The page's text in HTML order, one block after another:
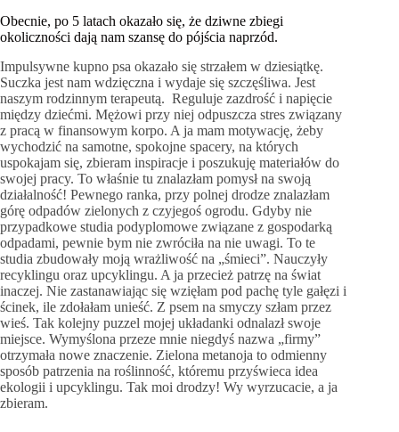
Obecnie, po 5 latach okazało się, że dziwne zbiegi
okoliczności dają nam szansę do pójścia naprzód.
Impulsywne kupno psa okazało się strzałem w dziesiątkę.
Suczka jest nam wdzięczna i wydaje się szczęśliwa. Jest
naszym rodzinnym terapeutą. Reguluje zazdrość i napięcie
między dziećmi. Mężowi przy niej odpuszcza stres związany
z pracą w finansowym korpo. A ja mam motywację, żeby
wychodzić na samotne, spokojne spacery, na których
uspokajam się, zbieram inspiracje i poszukuję materiałów do
swojej pracy. To właśnie tu znalazłam pomysł na swoją
działalność! Pewnego ranka, przy polnej drodze znalazłam
górę odpadów zielonych z czyjegoś ogrodu. Gdyby nie
przypadkowe studia podyplomowe związane z gospodarką
odpadami, pewnie bym nie zwróciła na nie uwagi. To te
studia zbudowały moją wrażliwość na „śmieci”. Nauczyły
recyklingu oraz upcyklingu. A ja przecież patrzę na świat
inaczej. Nie zastanawiając się wzięłam pod pachę tyle gałęzi i
ścinek, ile zdołałam unieść. Z psem na smyczy szłam przez
wieś. Tak kolejny puzzel mojej układanki odnalazł swoje
miejsce. Wymyślona przeze mnie niegdyś nazwa „firmy”
otrzymała nowe znaczenie. Zielona metanoja to odmienny
sposób patrzenia na roślinność, któremu przyświeca idea
ekologii i upcyklingu. Tak moi drodzy! Wy wyrzucacie, a ja
zbieram.